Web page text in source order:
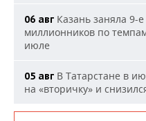
06 авг Казань заняла 9-
миллионников по
июле
05 авг В Татарстане в
на «вторичку» и